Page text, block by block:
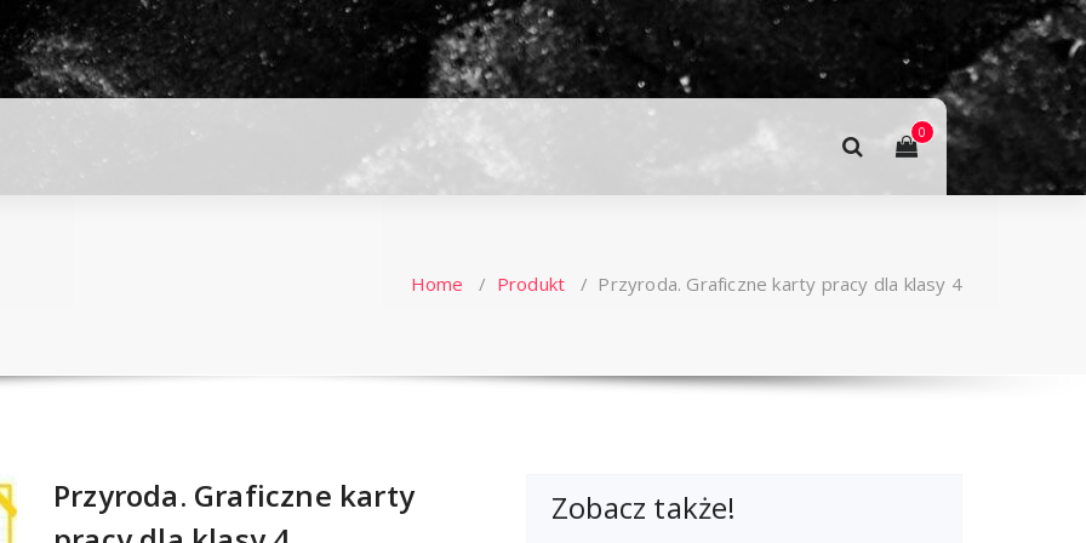
0
Home / Produkt / Przyroda. Graficzne karty pracy dla klasy 4
Przyroda. Graficzne karty
Zobacz także!